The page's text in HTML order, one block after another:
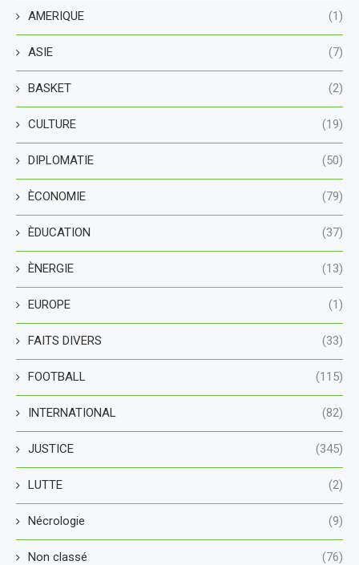
AMERIQUE (1)
ASIE (7)
BASKET (2)
CULTURE (19)
DIPLOMATIE (50)
ÈCONOMIE (79)
ÈDUCATION (37)
ÈNERGIE (13)
EUROPE (1)
FAITS DIVERS (33)
FOOTBALL (115)
INTERNATIONAL (82)
JUSTICE (345)
LUTTE (2)
Nécrologie (9)
Non classé (76)